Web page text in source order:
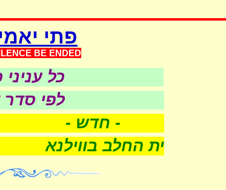
פתי
CE BE ENDED
כל עניני
לפי
- חדש -
שערוריית החלב בווילנא